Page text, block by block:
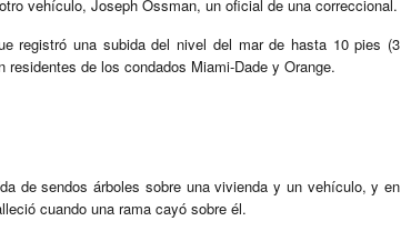
vehículo, Joseph Ossman, un oficial de una correccional.
registró una subida del nivel del mar de hasta 10 pies (3
de los condados Miami-Dade y Orange.
de sendos árboles sobre una vivienda y un vehículo, y en
cuando una rama cayó sobre él.